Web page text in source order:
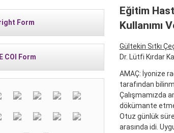
Form
COI Form
Eğitim
Kullanımı
Gültekin Sıtkı
Dr. Lütfi Kırdar
AMAÇ: İyonize
tarafından
Çalışmamızda
dökümante
Otuz günlük
arasında idi.